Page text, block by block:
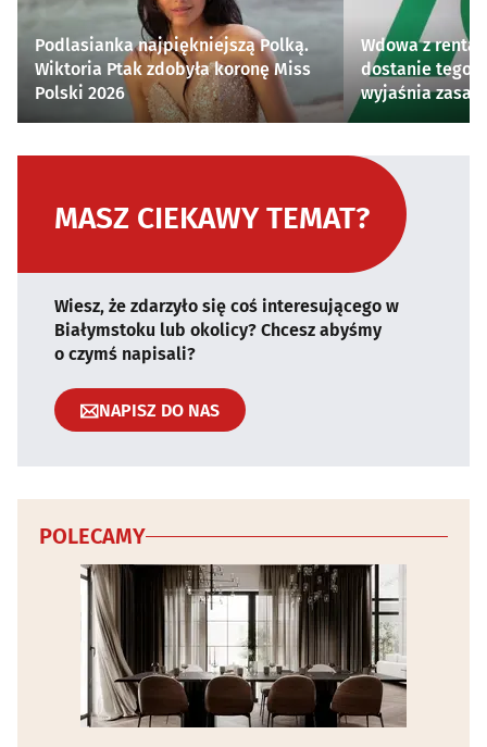
Podlasianka najpiękniejszą Polką.
Wiktoria Ptak zdobyła koronę Miss
Polski 2026
Wdowa z rentą
dostanie tego
wyjaśnia
MASZ CIEKAWY TEMAT?
Wiesz, że zdarzyło się coś interesującego w
Białymstoku lub okolicy? Chcesz abyśmy
o czymś napisali?
NAPISZ DO NAS
POLECAMY